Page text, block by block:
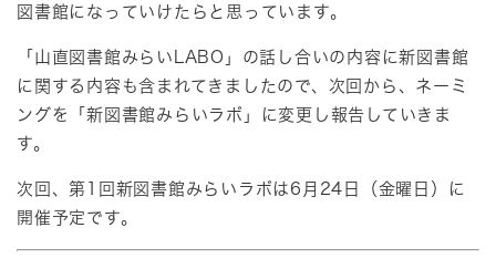
図書館になっていけたらと思っています。
「山直図書館みらいLABO」の話し合いの内容に新図書館
に関する内容も含まれてきましたので、次回から、ネーミ
ングを「新図書館みらいラボ」に変更し報告していきま
す。
次回、第1回新図書館みらいラボは6月24日（金曜日）に
開催予定です。